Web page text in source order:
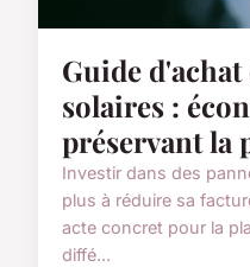
Guide
solaires :
préservant la
Investir dans des
plus à réduire sa
acte concret pour la
diffé...